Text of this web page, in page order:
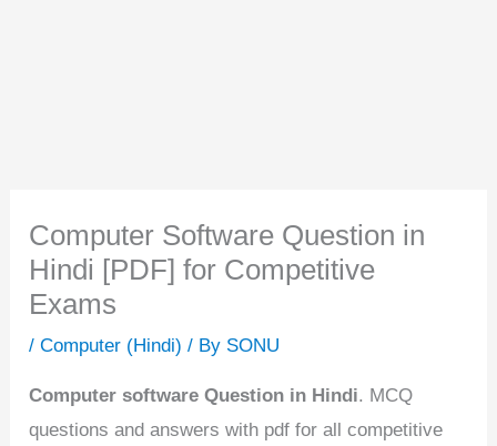
Computer Software Question in
Hindi [PDF] for Competitive
Exams
/Computer (Hindi) / By SONU
Computer software Question in Hindi. MCQ
questions and answers with pdf for all competitive